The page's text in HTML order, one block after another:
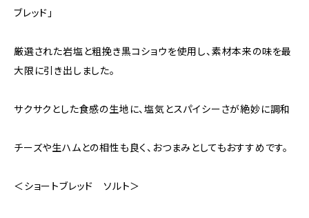
ブレッド」
厳選された岩塩と粗挽き黒コショウを使用し、素材本来の味を最
大限に引き出しました。
サクサクとした食感の生地に、塩気とスパイシーさが絶妙に調和
チーズや生ハムとの相性も良く、おつまみとしてもおすすめです。
＜ショートブレッド ソルト＞